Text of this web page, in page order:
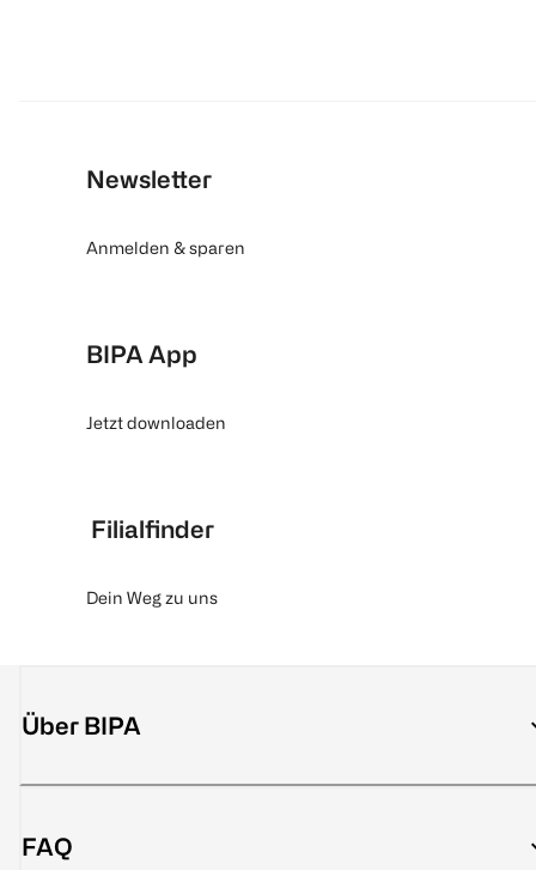
Newsletter
Anmelden & sparen
BIPA App
Jetzt downloaden
Filialfinder
Dein Weg zu uns
Über BIPA
FAQ